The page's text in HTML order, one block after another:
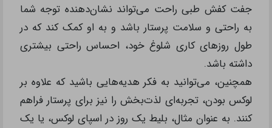
جفت کفش طبی راحت می‌تواند نشان‌دهنده توجه شما
به راحتی و سلامت پرستار باشد و به او کمک کند که در
طول روزهای کاری شلوغ خود، احساس راحتی بیشتری
داشته باشد.
همچنین، می‌توانید به فکر هدیه‌هایی باشید که علاوه بر
لوکس بودن، تجربه‌ای لذت‌بخش را نیز برای پرستار فراهم
کنند. به عنوان مثال، بلیط یک روز در اسپای لوکس، یا یک